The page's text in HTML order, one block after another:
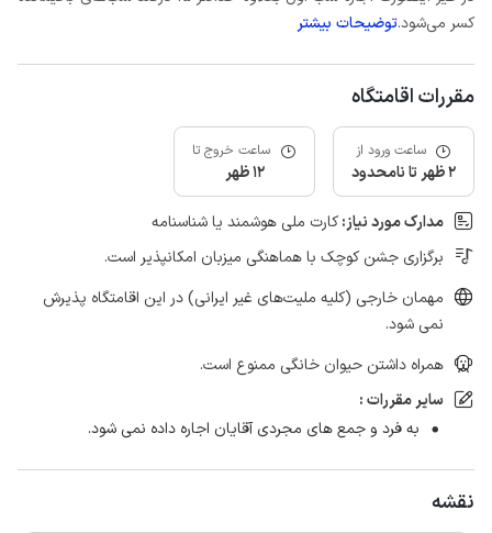
کسر می‌شود.توضیحات بیشتر
مقررات اقامتگاه
ساعت ورود از
2 ظهر تا نامحدود
ساعت خروج تا
12 ظهر
مدارک مورد نیاز:کارت ملی هوشمند یا شناسنامه
برگزاری جشن کوچک با هماهنگی میزبان امکانپذیر است.
مهمان خارجی (کلیه ملیت‌های غیر ایرانی) در این اقامتگاه پذیرش
نمی شود.
همراه داشتن حیوان خانگی ممنوع است.
سایر مقررات :
به فرد و جمع های مجردی آقایان اجاره داده نمی شود.
نقشه